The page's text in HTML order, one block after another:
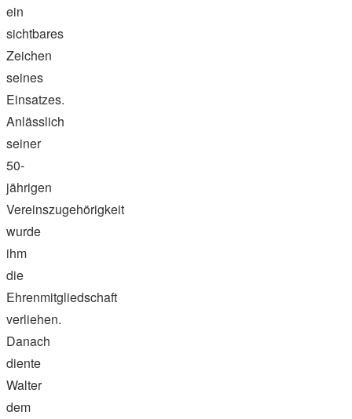
ein
sichtbares
Zeichen
seines
Einsatzes.
Anlässlich
seiner
50-
jährigen
Vereinszugehörigkeit
wurde
ihm
die
Ehrenmitgliedschaft
verliehen.
Danach
diente
Walter
dem